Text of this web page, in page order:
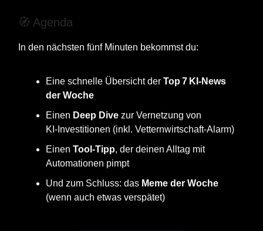
🧭 Agenda
In den nächsten fünf Minuten bekommst du:
Eine schnelle Übersicht der Top 7 KI‑News
der Woche
Einen Deep Dive zur Vernetzung von
KI‑Investitionen (inkl. Vetternwirtschaft‑Alarm)
Einen Tool‑Tipp, der deinen Alltag mit
Automationen pimpt
Und zum Schluss: das Meme der Woche
(wenn auch etwas verspätet)